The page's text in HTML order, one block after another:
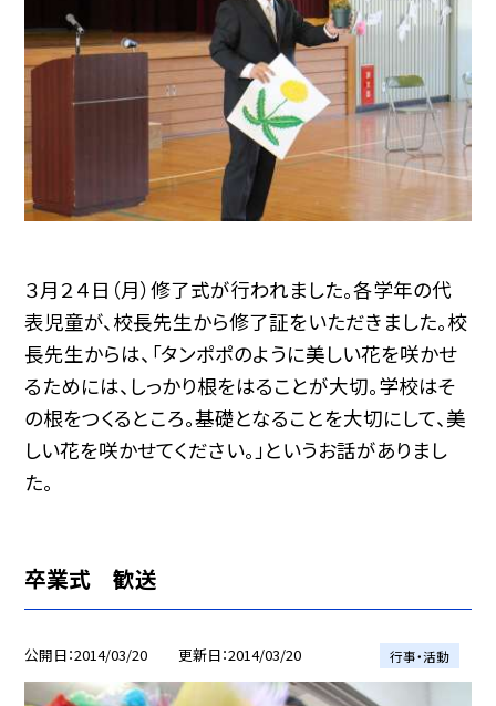
３月２４日（月）修了式が行われました。各学年の代
表児童が、校長先生から修了証をいただきました。校
長先生からは、「タンポポのように美しい花を咲かせ
るためには、しっかり根をはることが大切。学校はそ
の根をつくるところ。基礎となることを大切にして、美
しい花を咲かせてください。」というお話がありまし
た。
卒業式 歓送
公開日 2014/03/20 更新日 2014/03/20 行事・活動